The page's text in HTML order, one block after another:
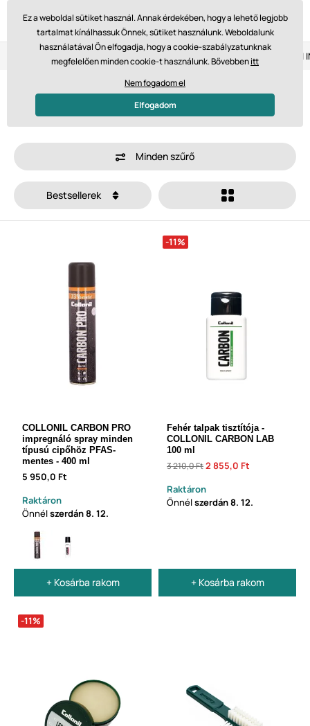
Visszaküldés 14 napon belül Gyors szállítás 61 475 Ft-tól
Cipőápolás
Minden szűrő
Bestsellerek
COLLONIL CARBON PRO
impregnáló spray minden
típusú cipőhöz PFAS-
mentes - 400 ml
5 950,0 Ft
Raktáron
Önnélszerdán8. 12.
+ Kosárba rakom
-11%
Fehér talpak tisztítója -
COLLONIL CARBON LAB
100 ml
3 210,0 Ft2 855,0 Ft
Raktáron
Önnélszerdán8. 12.
+ Kosárba rakom
-11%
Ez a weboldal sütiket használ. Annak érdekében, hogy a lehető legjobb
tartalmat kínálhassuk Önnek, sütiket használunk. Weboldalunk
használatával Ön elfogadja, hogy a cookie-szabályzatunknak
megfelelően minden cookie-t használunk. Bővebbenitt
Nem fogadom el
Elfogadom